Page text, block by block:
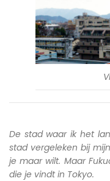
De stad waar ik het
stad vergeleken bij
je maar wilt. Maar
die je vindt in Tokyo.